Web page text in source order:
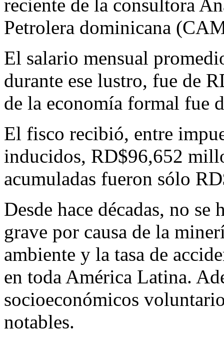
reciente de la consultora
Petrolera dominicana
El salario mensual
durante ese lustro, fue de
de la economía formal fue
El fisco recibió, entre
inducidos, RD$96,652
acumuladas fueron sólo
Desde hace décadas, no
grave por causa de la
ambiente y la tasa de
en toda América Latina.
socioeconómicos
notables.